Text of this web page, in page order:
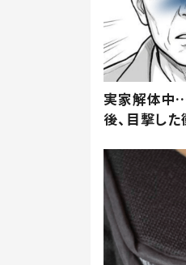
実家解体中
後、目撃し